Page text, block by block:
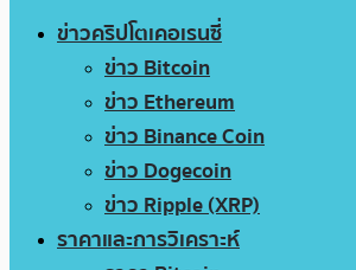
ข่าวคริปโตเคอเรนซี่
ข่าว Bitcoin
ข่าว Ethereum
ข่าว Binance Coin
ข่าว Dogecoin
ข่าว Ripple (XRP)
ราคาและการวิเคราะห์